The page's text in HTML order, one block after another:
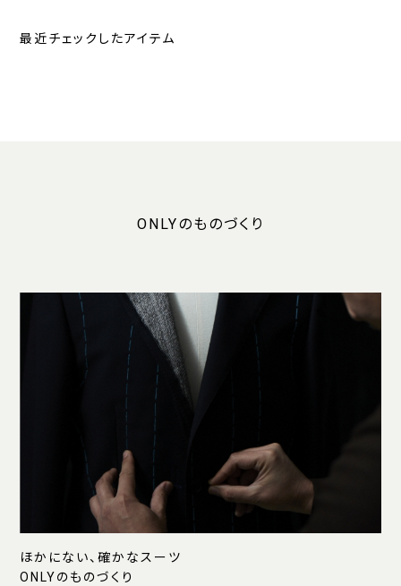
最近チェックしたアイテム
ONLYのものづくり
ほかにない、確かなスーツ
ONLYのものづくり